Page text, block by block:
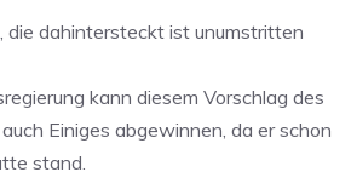
die dahintersteckt ist unumstritten
kann diesem Vorschlag des
Einiges abgewinnen, da er schon
stand.